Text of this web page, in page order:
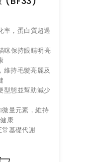
率，蛋白質超過
咪保持眼睛明亮
持毛髮亮麗及
型態並幫助減少
量元素，維持
康
基礎代謝